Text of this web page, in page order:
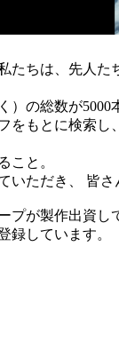
たちは、先人
の総数が5000
もとに検索
こと。
ただき、 皆
が製作出資
しています。